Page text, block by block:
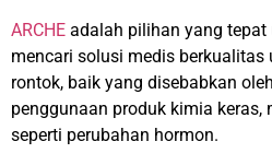
ARCHE adalah pilihan yang tepat
mencari solusi medis
rontok, baik yang disebabkan
penggunaan produk kimia keras,
seperti perubahan hormon.